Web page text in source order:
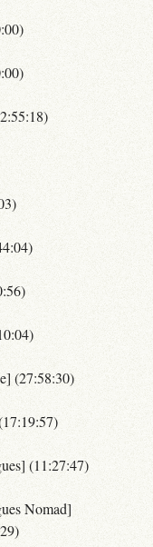
(27:58:30)
(11:27:47)
Nomad]